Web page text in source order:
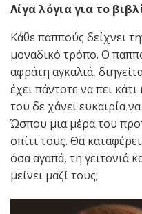
Λίγα λόγια για το
Κάθε παππούς δείχνει
μοναδικό τρόπο. Ο
αφράτη αγκαλιά,
έχει πάντοτε να πει
του δε χάνει ευκαιρία
Ώσπου μια μέρα του
σπίτι τους. Θα
όσα αγαπά, τη γειτονιά
μείνει μαζί τους;